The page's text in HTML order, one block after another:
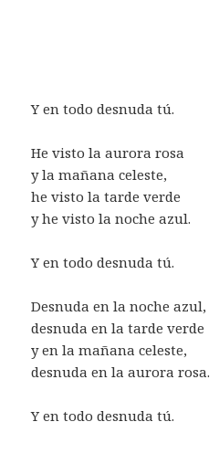
Y en todo desnuda tú.
He visto la aurora rosa
y la mañana celeste,
he visto la tarde verde
y he visto la noche azul.
Y en todo desnuda tú.
Desnuda en la noche azul,
desnuda en la tarde verde
y en la mañana celeste,
desnuda en la aurora rosa.
Y en todo desnuda tú.